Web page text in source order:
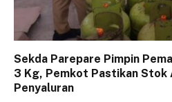
Sekda Parepare Pimpin
3 Kg, Pemkot Pastikan Stok
Penyaluran